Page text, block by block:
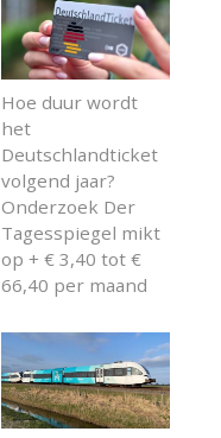
Hoe duur wordt
het
Deutschlandticket
volgend jaar?
Onderzoek Der
Tagesspiegel mikt
op + € 3,40 tot €
66,40 per maand